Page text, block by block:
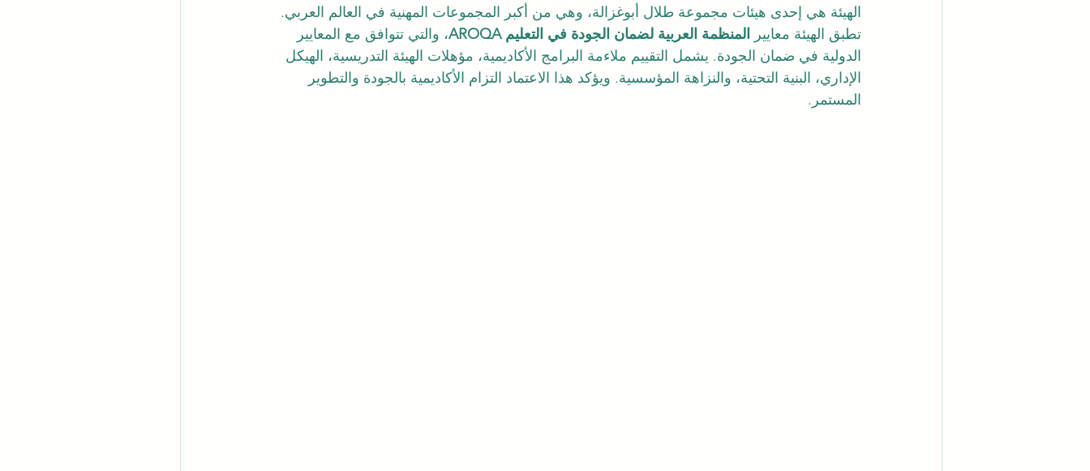
الهيئة هي إحدى هيئات مجموعة طلال أبوغزالة، وهي من أكبر المجموعات المهنية في العالم العربي.
تطبق الهيئة معايير
المنظمة العربية لضمان الجودة في التعليم AROQA
، والتي تتوافق مع المعايير
الدولية في ضمان الجودة. يشمل التقييم ملاءمة البرامج الأكاديمية، مؤهلات الهيئة التدريسية، الهيكل
الإداري، البنية التحتية، والنزاهة المؤسسية. ويؤكد هذا الاعتماد التزام الأكاديمية بالجودة والتطوير
المستمر.